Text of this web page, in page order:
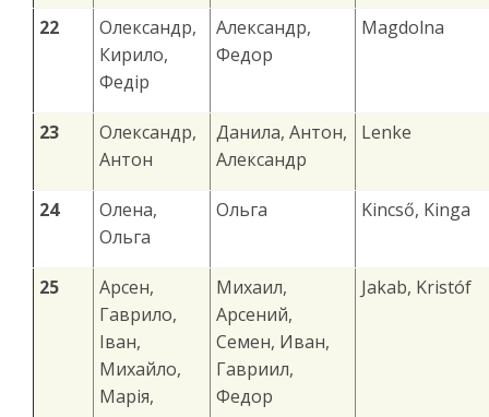
22
Олександр,
Кирило,
Федір
Александр,
Федор
Magdolna
23
Олександр,
Антон
Данила, Антон,
Александр
Lenke
24
Олена,
Ольга
Ольга Kincső, Kinga
25
Арсен,
Гаврило,
Іван,
Михайло,
Марія,
Михаил,
Арсений,
Семен, Иван,
Гавриил,
Федор
Jakab, Kristóf